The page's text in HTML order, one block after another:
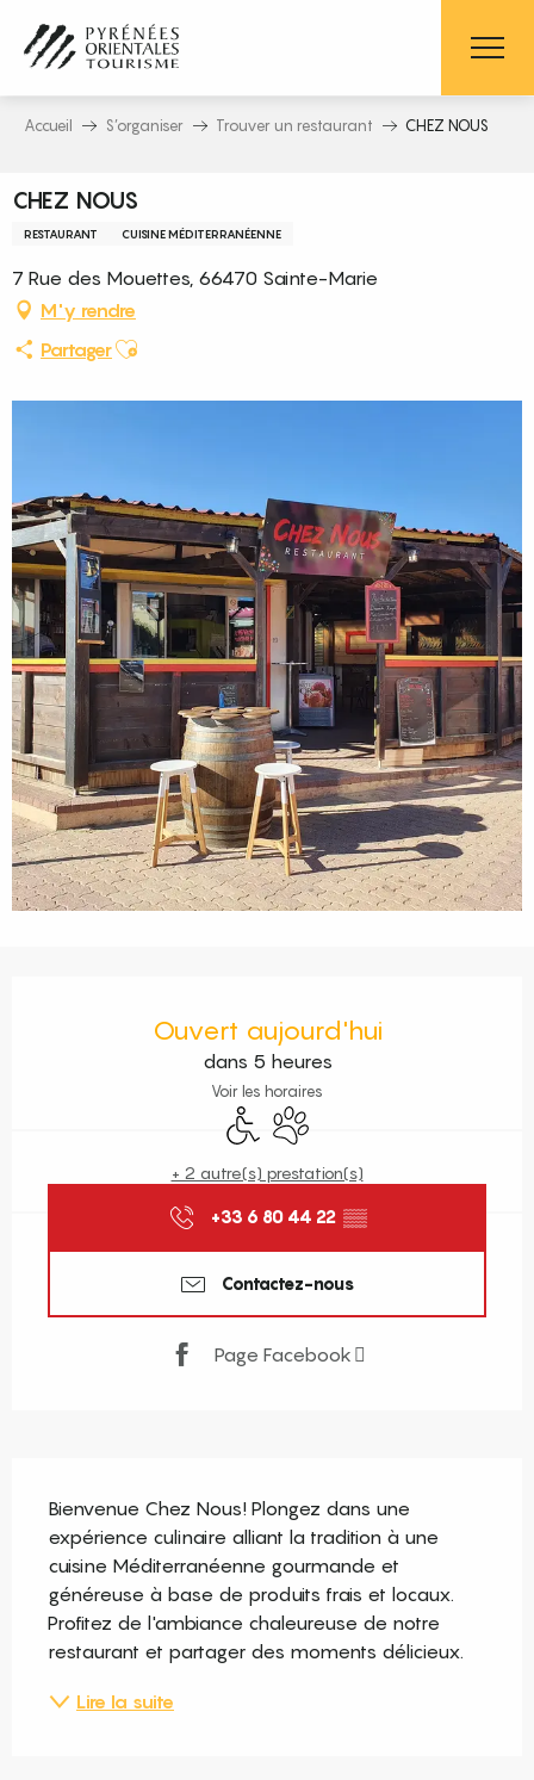
contenu
principal
Accueil S’organiser Trouver un restaurant CHEZ NOUS
CHEZ NOUS
RESTAURANT CUISINE MÉDITERRANÉENNE
7 Rue des Mouettes, 66470 Sainte-Marie
M'y rendre
PartagerAjouter aux favoris
Ouvert aujourd'hui
dans 5 heures
Voir les horaires
Accès handicapés
Animaux acceptés
+ 2 autre(s) prestation(s)
+33 6 80 44 22 ▒▒
Contactez-nous
Page Facebook
Bienvenue Chez Nous! Plongez dans une
expérience culinaire alliant la tradition à une
cuisine Méditerranéenne gourmande et
généreuse à base de produits frais et locaux.
Profitez de l'ambiance chaleureuse de notre
restaurant et partager des moments délicieux.
Lire la suite